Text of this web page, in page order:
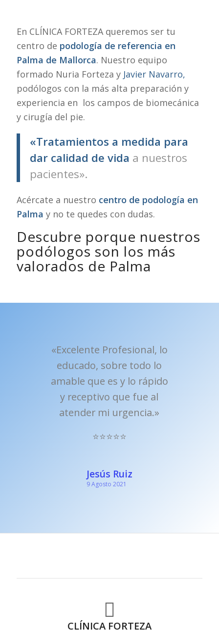
En CLÍNICA FORTEZA queremos ser tu
centro de podología de referencia en
Palma de Mallorca. Nuestro equipo
formado Nuria Forteza y Javier Navarro,
podólogos con la más alta preparación y
experiencia en los campos de biomecánica
y cirugía del pie.
«Tratamientos a medida para
dar calidad de vida a nuestros
pacientes».
Acércate a nuestro centro de podología en
Palma y no te quedes con dudas.
Descubre porque nuestros
podólogos son los más
valorados de Palma
«Excelente Profesional, lo
educado, sobre todo lo
amable que es y lo rápido
y receptivo que fue al
atender mi urgencia.»
⭐⭐⭐⭐⭐
Jesús Ruiz
9 Agosto 2021
CLÍNICA FORTEZA